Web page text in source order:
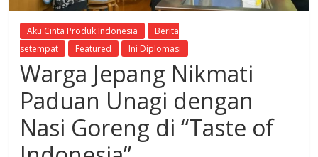
Aku Cinta Produk Indonesia
Berita
setempat
Featured Ini Diplomasi
Warga Jepang Nikmati
Paduan Unagi dengan
Nasi Goreng di “Taste of